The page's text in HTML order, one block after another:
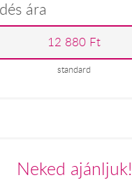
ára
12 880 Ft
standard
Neked ajánljuk!